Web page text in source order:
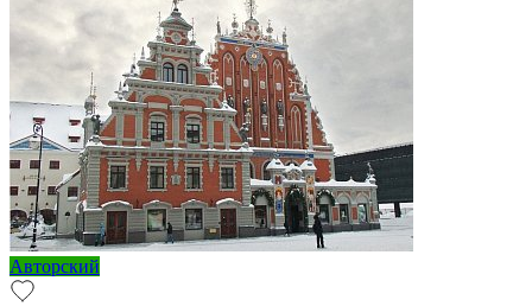
Авторский